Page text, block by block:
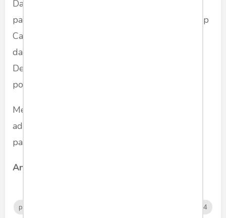
Dalam manuver itu, Cak Imin justru menjadi
pahlawan masa depan. Publik pun paham, sikap
Cak Imin yang harus meninggalkan Prabowo,
dan memanasnya Anies dengan AHY dan
Demokrat adalah kesalahan terbesar kalkulasi
politik Surya Paloh dan Anies Baswedan.
Mereka tidak paham bahwa sejatinya Cak Imin
adalah anak Megawati yang menaruh loyalitas
pada Jokowi.
Anton DH Nugrahanto
politik pilpres2024